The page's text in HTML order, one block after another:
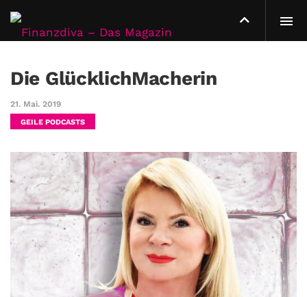
Die GlücklichMacherin
21. Mai. 2019
GEILE PODCASTS